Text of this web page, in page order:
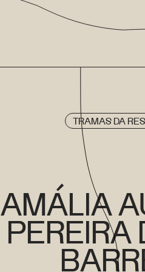
TRAMAS DA
AMÁLIA
PEREIRA